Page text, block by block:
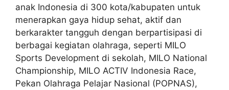
anak Indonesia di 300 kota/kabupaten untuk
menerapkan gaya hidup sehat, aktif dan
berkarakter tangguh dengan berpartisipasi di
berbagai kegiatan olahraga, seperti MILO
Sports Development di sekolah, MILO National
Championship, MILO ACTIV Indonesia Race,
Pekan Olahraga Pelajar Nasional (POPNAS),